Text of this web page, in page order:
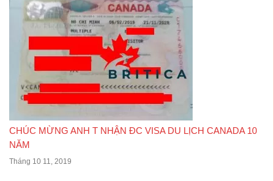
CHÚC MỪNG ANH T NHẬN ĐC VISA DU LỊCH CANADA 10
NĂM
Tháng 10 11, 2019